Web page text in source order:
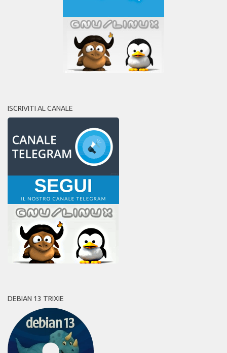
ISCRIVITI AL CANALE
DEBIAN 13 TRIXIE